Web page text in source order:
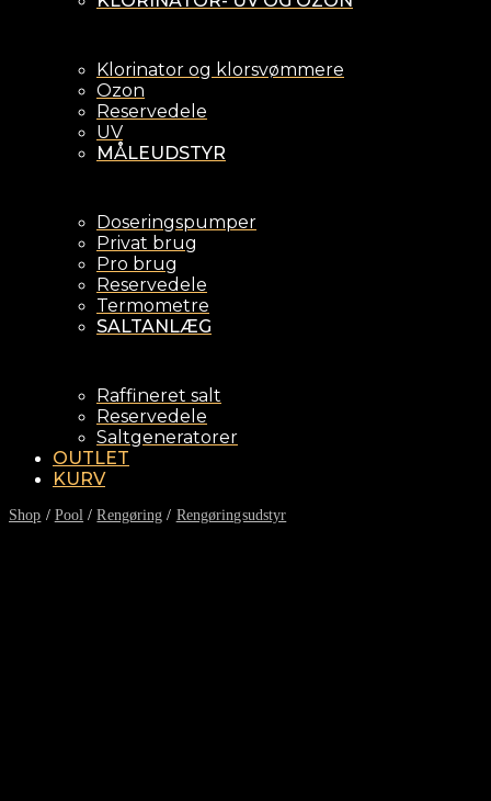
Klorinator og klorsvømmere
Ozon
Reservedele
UV
MÅLEUDSTYR
Doseringspumper
Privat brug
Pro brug
Reservedele
Termometre
SALTANLÆG
Raffineret salt
Reservedele
Saltgeneratorer
OUTLET
KURV
Shop / Pool /Rengøring / Rengøringsudstyr